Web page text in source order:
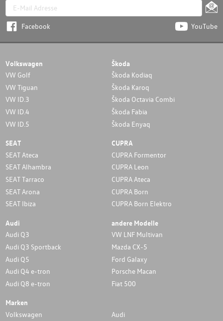
Facebook YouTube
Volkswagen
VW Golf
VW Tiguan
VW ID.3
VW ID.4
VW ID.5
Škoda
Škoda Kodiaq
Škoda Karoq
Škoda Octavia Combi
Škoda Fabia
Škoda Enyaq
SEAT
SEAT Ateca
SEAT Alhambra
SEAT Tarraco
SEAT Arona
SEAT Ibiza
CUPRA
CUPRA Formentor
CUPRA Leon
CUPRA Ateca
CUPRA Born
CUPRA Born Elektro
Audi
Audi Q3
Audi Q3 Sportback
Audi Q5
Audi Q4 e-tron
Audi Q8 e-tron
andere Modelle
VW LNF Multivan
Mazda CX-5
Ford Galaxy
Porsche Macan
Fiat 500
Marken
Volkswagen
Audi